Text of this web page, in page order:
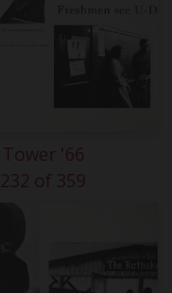
Tower '66
232 of 359